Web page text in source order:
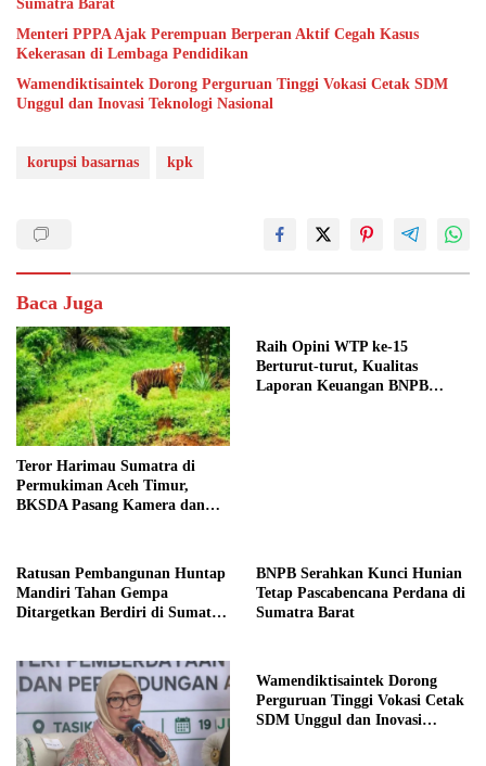
Sumatra Barat
Menteri PPPA Ajak Perempuan Berperan Aktif Cegah Kasus
Kekerasan di Lembaga Pendidikan
Wamendiktisaintek Dorong Perguruan Tinggi Vokasi Cetak SDM
Unggul dan Inovasi Teknologi Nasional
korupsi basarnas kpk
Baca Juga
Teror Harimau Sumatra di
Permukiman Aceh Timur,
BKSDA Pasang Kamera dan
Raih Opini WTP ke-15
Berturut-turut, Kualitas
Laporan Keuangan BNPB
Ratusan Pembangunan Huntap
Mandiri Tahan Gempa
Ditargetkan Berdiri di Sumatra
BNPB Serahkan Kunci Hunian
Tetap Pascabencana Perdana di
Sumatra Barat
Wamendiktisaintek Dorong
Perguruan Tinggi Vokasi Cetak
SDM Unggul dan Inovasi